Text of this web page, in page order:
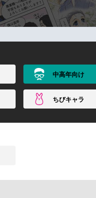
中高年向け
ちびキャラ